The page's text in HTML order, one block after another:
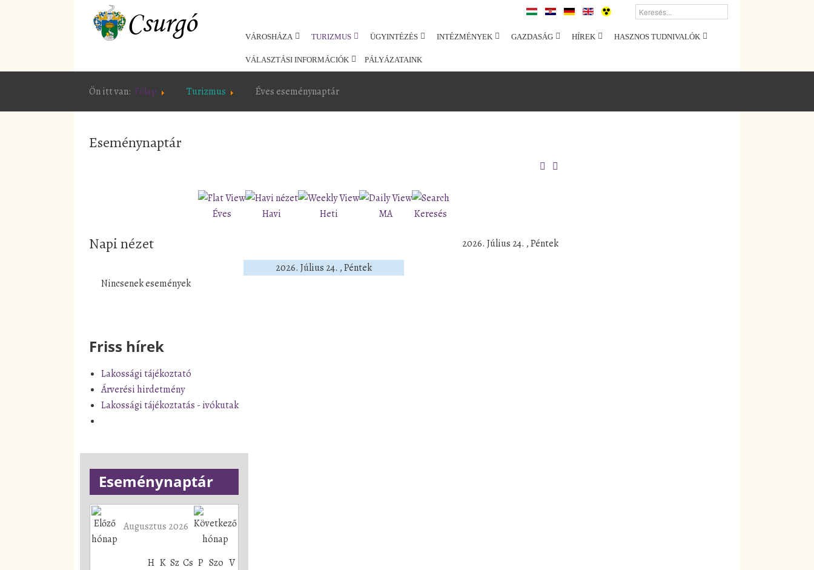
VÁROSHÁZA TURIZMUS ÜGYINTÉZÉS INTÉZMÉNYEK GAZDASÁG HÍREK HASZNOS TUDNIVALÓK
VÁLASZTÁSI INFORMÁCIÓK PÁLYÁZATAINK
Ön itt van: Főlap Turizmus Éves eseménynaptár
Eseménynaptár
Éves Havi Heti MA Keresés
Napi nézet
2026. Július 24. , Péntek
2026. Július 24. , Péntek
Nincsenek események
Friss hírek
Lakossági tájékoztató
Árverési hirdetmény
Lakossági tájékoztatás - ivókutak
Eseménynaptár
Augusztus 2026
H K Sz Cs P Szo V